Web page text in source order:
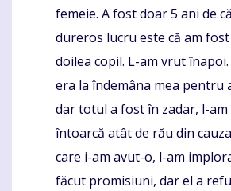
femeie. A fost doar 5 ani de
dureros lucru este că am
doilea copil. L-am vrut
era la îndemâna mea pentru
dar totul a fost în zadar, l-am
întoarcă atât de rău din
care i-am avut-o, l-am
făcut promisiuni, dar el a